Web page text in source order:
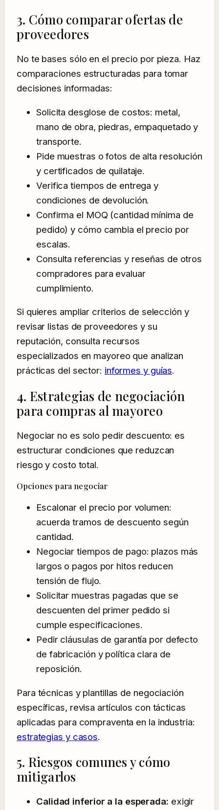
3. Cómo comparar ofertas de
proveedores
No te bases sólo en el precio por pieza. Haz
comparaciones estructuradas para tomar
decisiones informadas:
Solicita desglose de costos: metal,
mano de obra, piedras, empaquetado y
transporte.
Pide muestras o fotos de alta resolución
y certificados de quilataje.
Verifica tiempos de entrega y
condiciones de devolución.
Confirma el MOQ (cantidad mínima de
pedido) y cómo cambia el precio por
escalas.
Consulta referencias y reseñas de otros
compradores para evaluar
cumplimiento.
Si quieres ampliar criterios de selección y
revisar listas de proveedores y su
reputación, consulta recursos
especializados en mayoreo que analizan
prácticas del sector: informes y guías.
4. Estrategias de negociación
para compras al mayoreo
Negociar no es solo pedir descuento: es
estructurar condiciones que reduzcan
riesgo y costo total.
Opciones para negociar
Escalonar el precio por volumen:
acuerda tramos de descuento según
cantidad.
Negociar tiempos de pago: plazos más
largos o pagos por hitos reducen
tensión de flujo.
Solicitar muestras pagadas que se
descuenten del primer pedido si
cumple especificaciones.
Pedir cláusulas de garantía por defecto
de fabricación y política clara de
reposición.
Para técnicas y plantillas de negociación
específicas, revisa artículos con tácticas
aplicadas para compraventa en la industria:
estrategias y casos.
5. Riesgos comunes y cómo
mitigarlos
Calidad inferior a la esperada: exigir